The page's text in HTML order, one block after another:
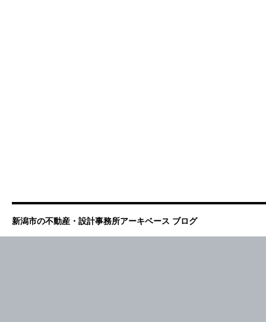
新潟市の不動産・設計事務所アーキベース ブログ